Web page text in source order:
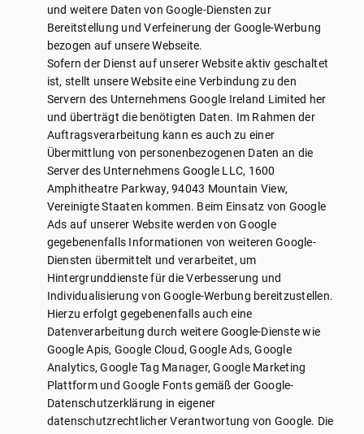
und weitere Daten von Google-Diensten zur
Bereitstellung und Verfeinerung der Google-Werbung
bezogen auf unsere Webseite.
Sofern der Dienst auf unserer Website aktiv geschaltet
ist, stellt unsere Website eine Verbindung zu den
Servern des Unternehmens Google Ireland Limited her
und überträgt die benötigten Daten. Im Rahmen der
Auftragsverarbeitung kann es auch zu einer
Übermittlung von personenbezogenen Daten an die
Server des Unternehmens Google LLC, 1600
Amphitheatre Parkway, 94043 Mountain View,
Vereinigte Staaten kommen. Beim Einsatz von Google
Ads auf unserer Website werden von Google
gegebenenfalls Informationen von weiteren Google-
Diensten übermittelt und verarbeitet, um
Hintergrunddienste für die Verbesserung und
Individualisierung von Google-Werbung bereitzustellen.
Hierzu erfolgt gegebenenfalls auch eine
Datenverarbeitung durch weitere Google-Dienste wie
Google Apis, Google Cloud, Google Ads, Google
Analytics, Google Tag Manager, Google Marketing
Plattform und Google Fonts gemäß der Google-
Datenschutzerklärung in eigener
datenschutzrechtlicher Verantwortung von Google. Die